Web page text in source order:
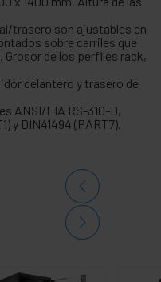
trasero son ajustables en
sobre carriles que
de los perfiles rack,
delantero y trasero de
ANSI/EIA RS-310-D,
y DIN41494 (PART7).